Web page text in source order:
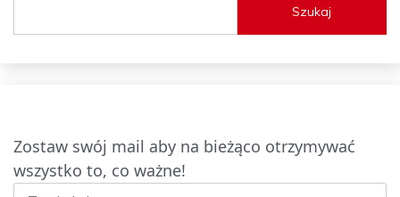
Szukaj
Zostaw swój mail aby na bieżąco otrzymywać
wszystko to, co ważne!